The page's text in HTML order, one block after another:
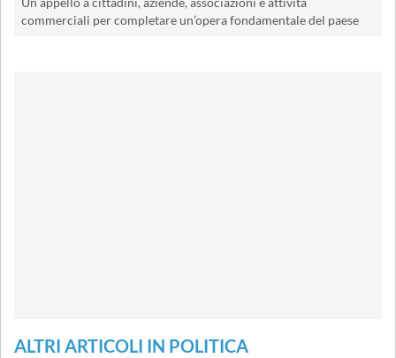
Un appello a cittadini, aziende, associazioni e attività
commerciali per completare un’opera fondamentale del paese
ALTRI ARTICOLI IN POLITICA